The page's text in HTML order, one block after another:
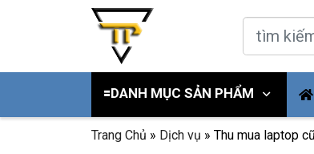
🟰DANH MỤC SẢN PHẨM
Trang Chủ » Dịch vụ » Thu mua laptop